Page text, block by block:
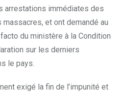
arrestations immédiates des
et ont demandé au
du ministère à la Condition
sur les derniers
le pays.
exigé la fin de l’impunité et